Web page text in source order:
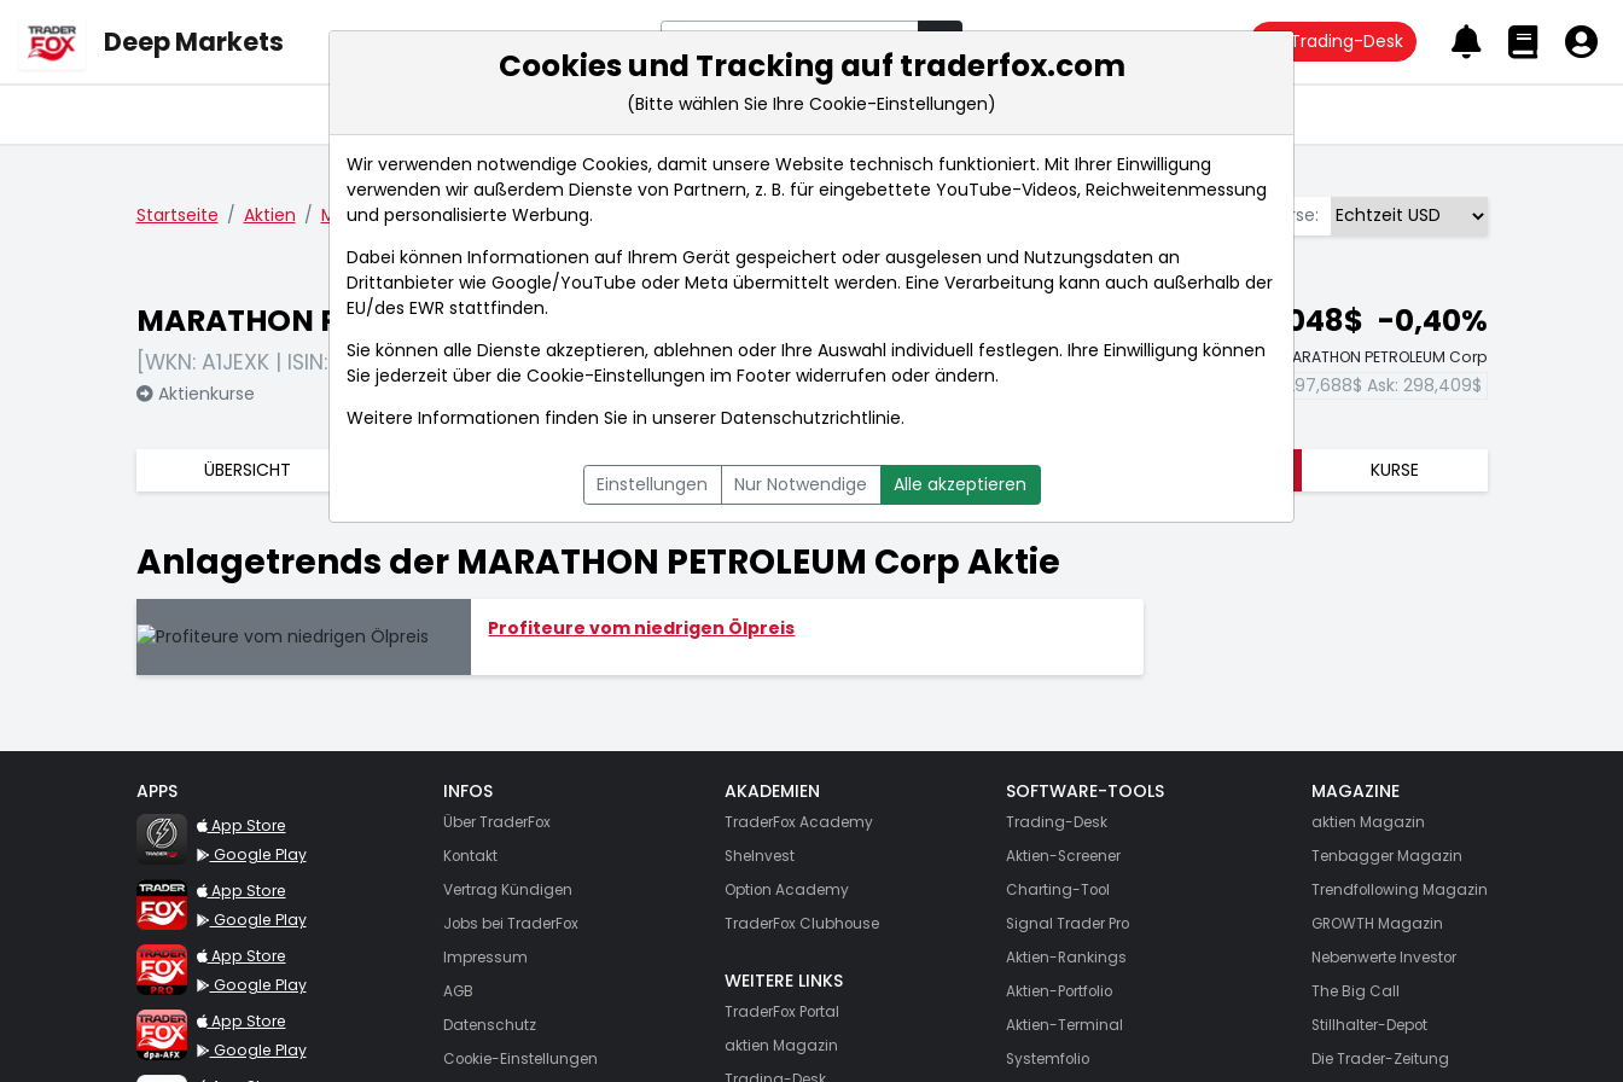
Deep Markets Trading-Desk
Markt-Analysen Market Tools Realtimekurse Nachrichten
Startseite Aktien MARATHON PETROLEUM Corp Anlagetrends Börse:
MARATHON PETROLEUM Corp
[WKN: A1JEXK | ISIN: US56585A1025]
Aktienkurse
298,048$ -0,40%
Echtzeit-Aktienkurs MARATHON PETROLEUM Corp
297,688$ Ask: 298,409$
ÜBERSICHT NACHRICHTEN CHARTTOOL KURSE
Anlagetrends der MARATHON PETROLEUM Corp Aktie
Profiteure vom niedrigen Ölpreis
APPS
TraderFox Flash
App Store
Google Play
TraderFox App
App Store
Google Play
TraderFox Pro
App Store
Google Play
TraderFox dpa-AFX ProFeed
App Store
Google Play
INFOS
Über TraderFox
Kontakt
Vertrag Kündigen
Jobs bei TraderFox
Impressum
AGB
Datenschutz
Cookie-Einstellungen
AKADEMIEN
TraderFox Academy
SheInvest
Option Academy
TraderFox Clubhouse
WEITERE LINKS
TraderFox Portal
aktien Magazin
SOFTWARE-TOOLS
Trading-Desk
Aktien-Screener
Charting-Tool
Signal Trader Pro
Aktien-Rankings
Aktien-Portfolio
Aktien-Terminal
Systemfolio
MAGAZINE
aktien Magazin
Tenbagger Magazin
Trendfollowing Magazin
GROWTH Magazin
Nebenwerte Investor
The Big Call
Stillhalter-Depot
Die Trader-Zeitung
Cookies und Tracking auf traderfox.com
(Bitte wählen Sie Ihre Cookie-Einstellungen)
Wir verwenden notwendige Cookies, damit unsere Website technisch funktioniert. Mit Ihrer Einwilligung
verwenden wir außerdem Dienste von Partnern, z. B. für eingebettete YouTube-Videos, Reichweitenmessung
und personalisierte Werbung.
Dabei können Informationen auf Ihrem Gerät gespeichert oder ausgelesen und Nutzungsdaten an
Drittanbieter wie Google/YouTube oder Meta übermittelt werden. Eine Verarbeitung kann auch außerhalb der
EU/des EWR stattfinden.
Sie können alle Dienste akzeptieren, ablehnen oder Ihre Auswahl individuell festlegen. Ihre Einwilligung können
Sie jederzeit über die Cookie-Einstellungen im Footer widerrufen oder ändern.
Weitere Informationen finden Sie in unserer Datenschutzrichtlinie.
Einstellungen Nur Notwendige Alle akzeptieren